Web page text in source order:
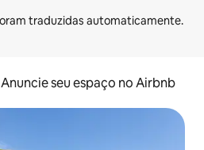
Anuncie seu espaço no Airbnb